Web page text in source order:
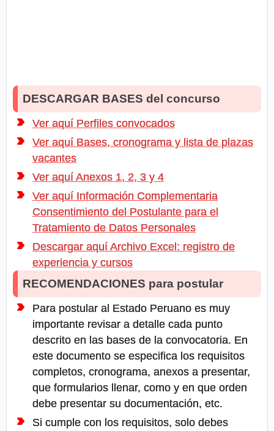
DESCARGAR BASES del concurso
Ver aquí Perfiles convocados
Ver aquí Bases, cronograma y lista de plazas
vacantes
Ver aquí Anexos 1, 2, 3 y 4
Ver aquí Información Complementaria
Consentimiento del Postulante para el
Tratamiento de Datos Personales
Descargar aquí Archivo Excel: registro de
experiencia y cursos
RECOMENDACIONES para postular
Para postular al Estado Peruano es muy
importante revisar a detalle cada punto
descrito en las bases de la convocatoria. En
este documento se especifica los requisitos
completos, cronograma, anexos a presentar,
que formularios llenar, como y en que orden
debe presentar su documentación, etc.
Si cumple con los requisitos, solo debes